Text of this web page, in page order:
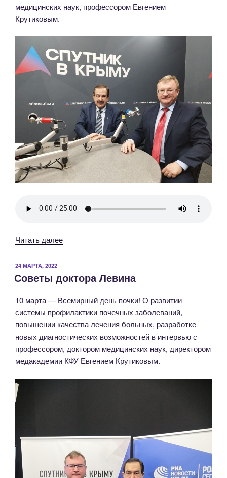
медицинских наук, профессором Евгением
Крутиковым.
Читать далее«13
Всемирный
почки!»
ОПУБЛИКОВАНО
24 МАРТА, 2022
Советы доктора Левина
10 марта — Всемирный день почки! О развитии
системы профилактики почечных заболеваний,
повышении качества лечения больных, разработке
новых диагностических возможностей в интервью с
профессором, доктором медицинских наук, директором
медакадемии КФУ Евгением Крутиковым.